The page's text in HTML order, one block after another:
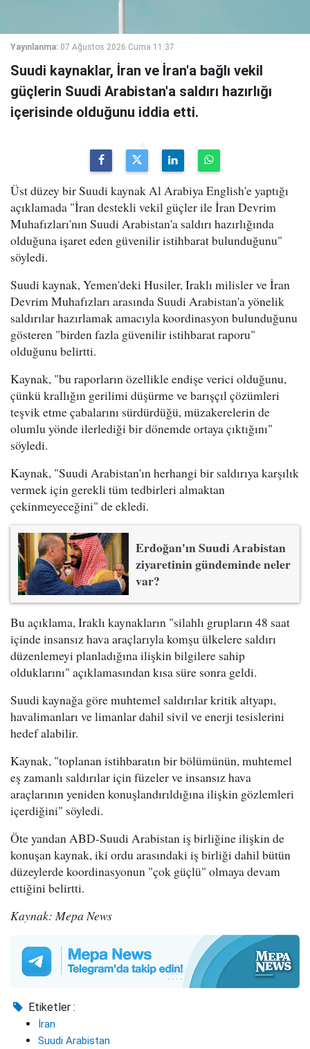
Yayınlanma: 07 Ağustos 2026 Cuma 11:37
Suudi kaynaklar, İran ve İran'a bağlı vekil
güçlerin Suudi Arabistan'a saldırı hazırlığı
içerisinde olduğunu iddia etti.
Üst düzey bir Suudi kaynak Al Arabiya English'e yaptığı
açıklamada "İran destekli vekil güçler ile İran Devrim
Muhafızları'nın Suudi Arabistan'a saldırı hazırlığında
olduğuna işaret eden güvenilir istihbarat bulunduğunu"
söyledi.
Suudi kaynak, Yemen'deki Husiler, Iraklı milisler ve İran
Devrim Muhafızları arasında Suudi Arabistan'a yönelik
saldırılar hazırlamak amacıyla koordinasyon bulunduğunu
gösteren "birden fazla güvenilir istihbarat raporu"
olduğunu belirtti.
Kaynak, "bu raporların özellikle endişe verici olduğunu,
çünkü krallığın gerilimi düşürme ve barışçıl çözümleri
teşvik etme çabalarını sürdürdüğü, müzakerelerin de
olumlu yönde ilerlediği bir dönemde ortaya çıktığını"
söyledi.
Kaynak, "Suudi Arabistan'ın herhangi bir saldırıya karşılık
vermek için gerekli tüm tedbirleri almaktan
çekinmeyeceğini" de ekledi.
Erdoğan'ın Suudi Arabistan
ziyaretinin gündeminde neler
var?
Bu açıklama, Iraklı kaynakların "silahlı grupların 48 saat
içinde insansız hava araçlarıyla komşu ülkelere saldırı
düzenlemeyi planladığına ilişkin bilgilere sahip
olduklarını" açıklamasından kısa süre sonra geldi.
Suudi kaynağa göre muhtemel saldırılar kritik altyapı,
havalimanları ve limanlar dahil sivil ve enerji tesislerini
hedef alabilir.
Kaynak, "toplanan istihbaratın bir bölümünün, muhtemel
eş zamanlı saldırılar için füzeler ve insansız hava
araçlarının yeniden konuşlandırıldığına ilişkin gözlemleri
içerdiğini" söyledi.
Öte yandan ABD-Suudi Arabistan iş birliğine ilişkin de
konuşan kaynak, iki ordu arasındaki iş birliği dahil bütün
düzeylerde koordinasyonun "çok güçlü" olmaya devam
ettiğini belirtti.
Kaynak: Mepa News
Etiketler :
İran
Suudi Arabistan